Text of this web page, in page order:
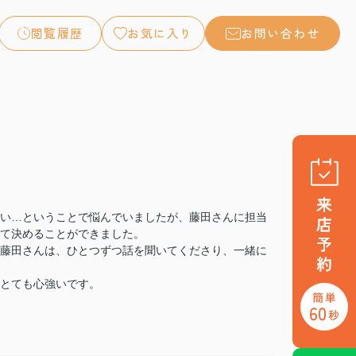
閲覧履歴 お気に入り お問い合わせ
…ということで悩んでいましたが、藤田さんに担当
決めることができました。
田さんは、ひとつずつ話を聞いてくださり、一緒に
ても心強いです。